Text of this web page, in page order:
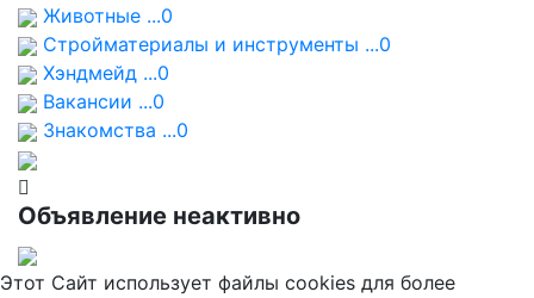
Животные ...0
Стройматериалы и инструменты ...0
Хэндмейд ...0
Вакансии ...0
Знакомства ...0
Объявление неактивно
Этот Сайт использует файлы cookies для более